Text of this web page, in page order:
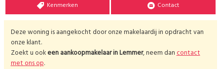
Kenmerken Contact
Deze woning is aangekocht door onze makelaardij in opdracht van
onze klant.
Zoekt u ookeen aankoopmakelaar inLemmer, neem dancontact
met ons op.